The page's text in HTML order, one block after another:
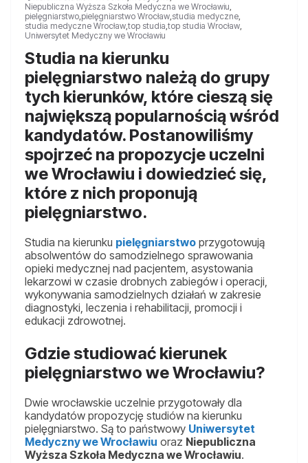
Niepubliczna Wyższa Szkoła Medyczna we Wrocławiu,
pielęgniarstwo,pielęgniarstwo Wrocław,studia medyczne,
studia medyczne Wrocław,top studia,top studia Wrocław,
Uniwersytet Medyczny we Wrocławiu
Studia na kierunku
pielęgniarstwo należą do grupy
tych kierunków, które cieszą się
największą popularnością wśród
kandydatów. Postanowiliśmy
spojrzeć na propozycje uczelni
we Wrocławiu i dowiedzieć się,
które z nich proponują
pielęgniarstwo.
Studia na kierunku pielęgniarstwo przygotowują
absolwentów do samodzielnego sprawowania
opieki medycznej nad pacjentem, asystowania
lekarzowi w czasie drobnych zabiegów i operacji,
wykonywania samodzielnych działań w zakresie
diagnostyki, leczenia i rehabilitacji, promocji i
edukacji zdrowotnej.
Gdzie studiować kierunek
pielęgniarstwo we Wrocławiu?
Dwie wrocławskie uczelnie przygotowały dla
kandydatów propozycję studiów na kierunku
pielęgniarstwo. Są to państwowy Uniwersytet
Medyczny we Wrocławiu oraz Niepubliczna
Wyższa Szkoła Medyczna we Wrocławiu.